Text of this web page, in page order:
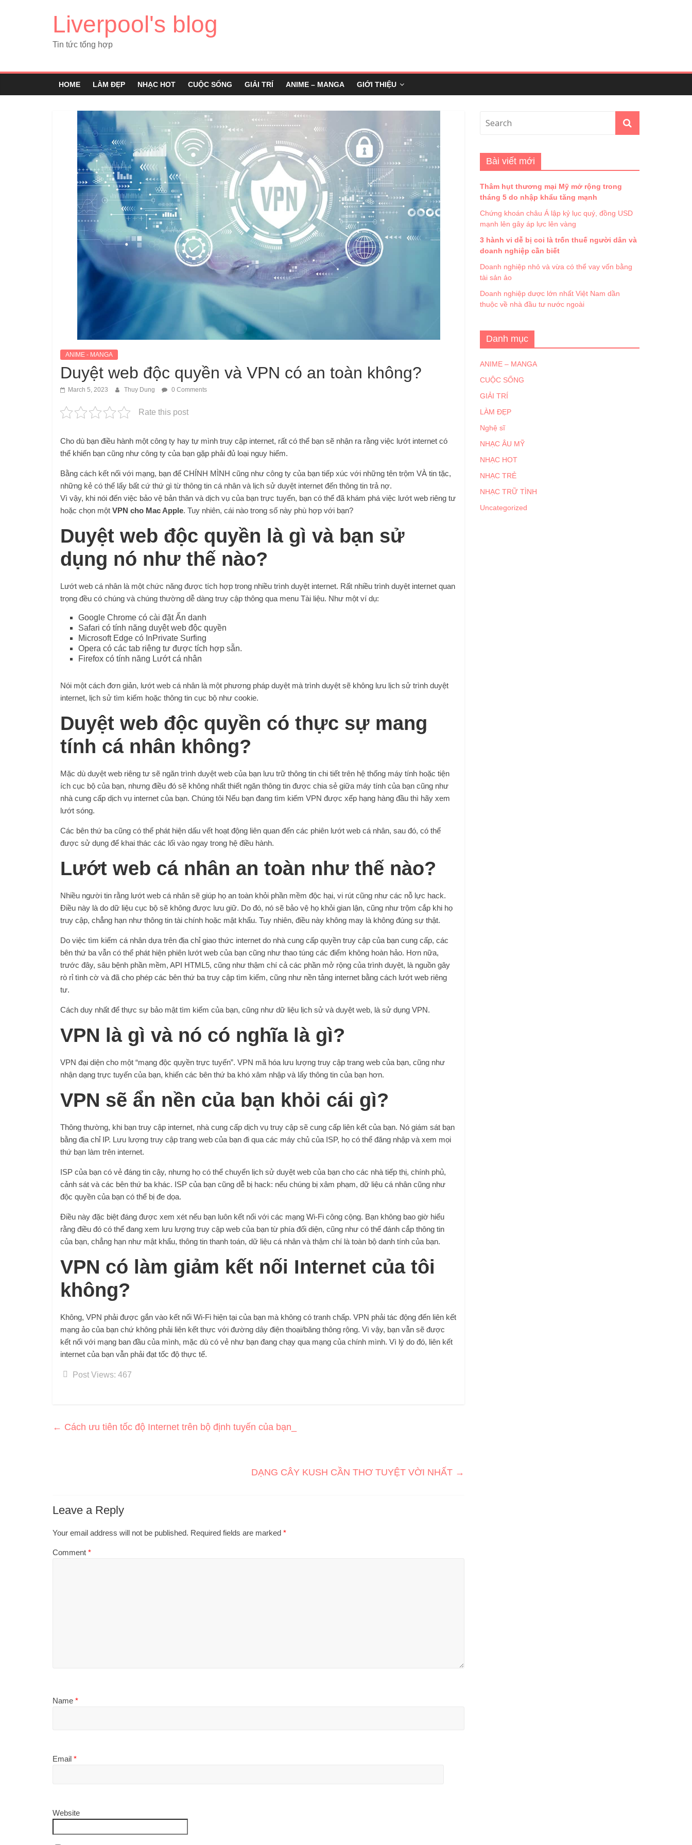
Liverpool's blog
Tin tức tổng hợp
HOME LÀM ĐẸP NHẠC HOT CUỘC SỐNG GIẢI TRÍ ANIME – MANGA GIỚI THIỆU
ANIME - MANGA
Duyệt web độc quyền và VPN có an toàn không?
March 5, 2023 Thuy Dung 0 Comments
Rate this post
Cho dù bạn điều hành một công ty hay tự mình truy cập internet, rất có thể bạn sẽ nhận ra rằng việc lướt internet có
thể khiến bạn cũng như công ty của bạn gặp phải đủ loại nguy hiểm.
Bằng cách kết nối với mạng, bạn để CHÍNH MÌNH cũng như công ty của bạn tiếp xúc với những tên trộm VÀ tin tặc,
những kẻ có thể lấy bất cứ thứ gì từ thông tin cá nhân và lịch sử duyệt internet đến thông tin trả nợ.
Vì vậy, khi nói đến việc bảo vệ bản thân và dịch vụ của bạn trực tuyến, bạn có thể đã khám phá việc lướt web riêng tư
hoặc chọn một VPN cho Mac Apple. Tuy nhiên, cái nào trong số này phù hợp với bạn?
Duyệt web độc quyền là gì và bạn sử
dụng nó như thế nào?
Lướt web cá nhân là một chức năng được tích hợp trong nhiều trình duyệt internet. Rất nhiều trình duyệt internet quan
trọng đều có chúng và chúng thường dễ dàng truy cập thông qua menu Tài liệu. Như một ví dụ:
Google Chrome có cài đặt Ẩn danh
Safari có tính năng duyệt web độc quyền
Microsoft Edge có InPrivate Surfing
Opera có các tab riêng tư được tích hợp sẵn.
Firefox có tính năng Lướt cá nhân
Nói một cách đơn giản, lướt web cá nhân là một phương pháp duyệt mà trình duyệt sẽ không lưu lịch sử trình duyệt
internet, lịch sử tìm kiếm hoặc thông tin cục bộ như cookie.
Duyệt web độc quyền có thực sự mang
tính cá nhân không?
Mặc dù duyệt web riêng tư sẽ ngăn trình duyệt web của bạn lưu trữ thông tin chi tiết trên hệ thống máy tính hoặc tiện
ích cục bộ của bạn, nhưng điều đó sẽ không nhất thiết ngăn thông tin được chia sẻ giữa máy tính của bạn cũng như
nhà cung cấp dịch vụ internet của bạn. Chúng tôi Nếu bạn đang tìm kiếm VPN được xếp hạng hàng đầu thì hãy xem
lướt sóng.
Các bên thứ ba cũng có thể phát hiện dấu vết hoạt động liên quan đến các phiên lướt web cá nhân, sau đó, có thể
được sử dụng để khai thác các lối vào ngay trong hệ điều hành.
Lướt web cá nhân an toàn như thế nào?
Nhiều người tin rằng lướt web cá nhân sẽ giúp họ an toàn khỏi phần mềm độc hại, vi rút cũng như các nỗ lực hack.
Điều này là do dữ liệu cục bộ sẽ không được lưu giữ. Do đó, nó sẽ bảo vệ họ khỏi gian lận, cũng như trộm cắp khi họ
truy cập, chẳng hạn như thông tin tài chính hoặc mật khẩu. Tuy nhiên, điều này không may là không đúng sự thật.
Do việc tìm kiếm cá nhân dựa trên địa chỉ giao thức internet do nhà cung cấp quyền truy cập của bạn cung cấp, các
bên thứ ba vẫn có thể phát hiện phiên lướt web của bạn cũng như thao túng các điểm không hoàn hảo. Hơn nữa,
trước đây, sâu bệnh phần mềm, API HTML5, cũng như thậm chí cả các phần mở rộng của trình duyệt, là nguồn gây
rò rỉ tình cờ và đã cho phép các bên thứ ba truy cập tìm kiếm, cũng như nền tảng internet bằng cách lướt web riêng
tư.
Cách duy nhất để thực sự bảo mật tìm kiếm của bạn, cũng như dữ liệu lịch sử và duyệt web, là sử dụng VPN.
VPN là gì và nó có nghĩa là gì?
VPN đại diện cho một “mạng độc quyền trực tuyến”. VPN mã hóa lưu lượng truy cập trang web của bạn, cũng như
nhận dạng trực tuyến của bạn, khiến các bên thứ ba khó xâm nhập và lấy thông tin của bạn hơn.
VPN sẽ ẩn nền của bạn khỏi cái gì?
Thông thường, khi bạn truy cập internet, nhà cung cấp dịch vụ truy cập sẽ cung cấp liên kết của bạn. Nó giám sát bạn
bằng địa chỉ IP. Lưu lượng truy cập trang web của bạn đi qua các máy chủ của ISP, họ có thể đăng nhập và xem mọi
thứ bạn làm trên internet.
ISP của bạn có vẻ đáng tin cậy, nhưng họ có thể chuyển lịch sử duyệt web của bạn cho các nhà tiếp thị, chính phủ,
cảnh sát và các bên thứ ba khác. ISP của bạn cũng dễ bị hack: nếu chúng bị xâm phạm, dữ liệu cá nhân cũng như
độc quyền của bạn có thể bị đe dọa.
Điều này đặc biệt đáng được xem xét nếu bạn luôn kết nối với các mạng Wi-Fi công cộng. Bạn không bao giờ hiểu
rằng điều đó có thể đang xem lưu lượng truy cập web của bạn từ phía đối diện, cũng như có thể đánh cắp thông tin
của bạn, chẳng hạn như mật khẩu, thông tin thanh toán, dữ liệu cá nhân và thậm chí là toàn bộ danh tính của bạn.
VPN có làm giảm kết nối Internet của tôi
không?
Không, VPN phải được gắn vào kết nối Wi-Fi hiện tại của bạn mà không có tranh chấp. VPN phải tác động đến liên kết
mạng ảo của bạn chứ không phải liên kết thực với đường dây điện thoại/băng thông rộng. Vì vậy, bạn vẫn sẽ được
kết nối với mạng ban đầu của mình, mặc dù có vẻ như bạn đang chạy qua mạng của chính mình. Vì lý do đó, liên kết
internet của bạn vẫn phải đạt tốc độ thực tế.
Post Views: 467
← Cách ưu tiên tốc độ Internet trên bộ định tuyến của bạn_
DẠNG CÂY KUSH CẦN THƠ TUYỆT VỜI NHẤT →
Leave a Reply
Your email address will not be published. Required fields are marked *
Comment *
Name *
Email *
Website
Bài viết mới
Thâm hụt thương mại Mỹ mở rộng trong
tháng 5 do nhập khẩu tăng mạnh
Chứng khoán châu Á lập kỷ lục quý, đồng USD
mạnh lên gây áp lực lên vàng
3 hành vi dễ bị coi là trốn thuế người dân và
doanh nghiệp cần biết
Doanh nghiệp nhỏ và vừa có thể vay vốn bằng
tài sản ảo
Doanh nghiệp dược lớn nhất Việt Nam dần
thuộc về nhà đầu tư nước ngoài
Danh mục
ANIME – MANGA
CUỘC SỐNG
GIẢI TRÍ
LÀM ĐẸP
Nghệ sĩ
NHẠC ÂU MỸ
NHẠC HOT
NHẠC TRẺ
NHẠC TRỮ TÌNH
Uncategorized